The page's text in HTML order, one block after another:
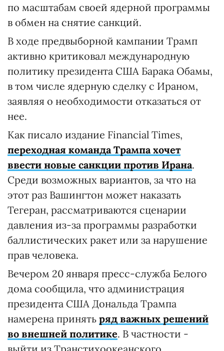
по масштабам своей ядерной программы
в обмен на снятие санкций.
В ходе предвыборной кампании Трамп
активно критиковал международную
политику президента США Барака Обамы,
в том числе ядерную сделку с Ираном,
заявляя о необходимости отказаться от
нее.
Как писало издание Financial Times,
переходная команда Трампа хочет
ввести новые санкции против Ирана.
Среди возможных вариантов, за что на
этот раз Вашингтон может наказать
Тегеран, рассматриваются сценарии
давления из-за программы разработки
баллистических ракет или за нарушение
прав человека.
Вечером 20 января пресс-служба Белого
дома сообщила, что администрация
президента США Дональда Трампа
намерена принять ряд важных решений
во внешней политике. В частности -